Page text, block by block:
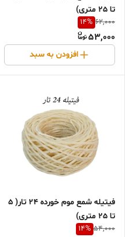
تا 25 متری)
62,000
14%
53,000
افزودن به سبد
فیتیله شمع موم خورده 24 تار( 5
تا 25 متری)
54,000
14%